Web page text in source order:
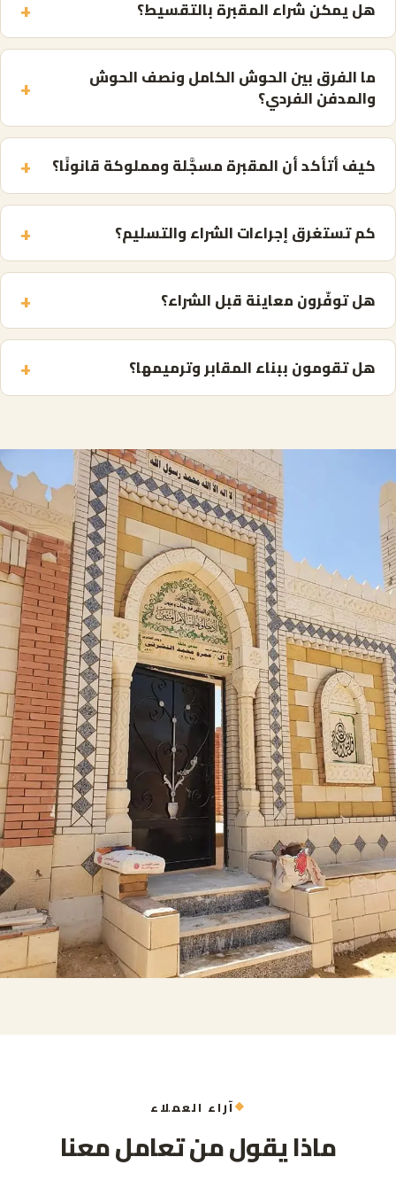
هل يمكن شراء المقبرة بالتقسيط؟ +
ما الفرق بين الحوش الكامل ونصف الحوش
والمدفن الفردي؟
+
كيف أتأكد أن المقبرة مسجَّلة ومملوكة قانونًا؟ +
كم تستغرق إجراءات الشراء والتسليم؟ +
هل توفّرون معاينة قبل الشراء؟ +
هل تقومون ببناء المقابر وترميمها؟ +
آراء العملاء
ماذا يقول من تعامل معنا